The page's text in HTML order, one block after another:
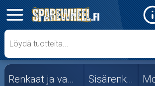
✕
Mopon osat
Skootterin osat
Renkaat ja vanteet Sisärenkaat